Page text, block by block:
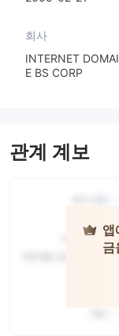
회사
INTERNET
E BS CORP
관계 계보
앱
금